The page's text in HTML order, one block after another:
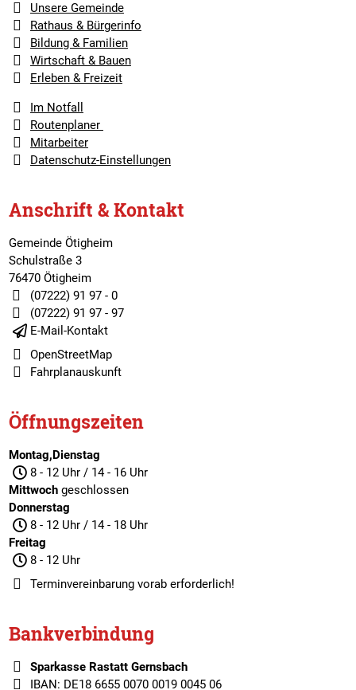
Unsere Gemeinde
Rathaus & Bürgerinfo
Bildung & Familien
Wirtschaft & Bauen
Erleben & Freizeit
Im Notfall
Routenplaner
Mitarbeiter
Datenschutz-Einstellungen
Anschrift & Kontakt
Gemeinde Ötigheim
Schulstraße 3
76470 Ötigheim
(07222) 91 97 - 0
(07222) 91 97 - 97
E-Mail-Kontakt
OpenStreetMap
Fahrplanauskunft
Öffnungszeiten
Montag,Dienstag
8 - 12 Uhr / 14 - 16 Uhr
Mittwochgeschlossen
Donnerstag
8 - 12 Uhr / 14 - 18 Uhr
Freitag
8 - 12 Uhr
Terminvereinbarungvorab erforderlich!
Bankverbindung
Sparkasse Rastatt Gernsbach
IBAN: DE18 6655 0070 0019 0045 06